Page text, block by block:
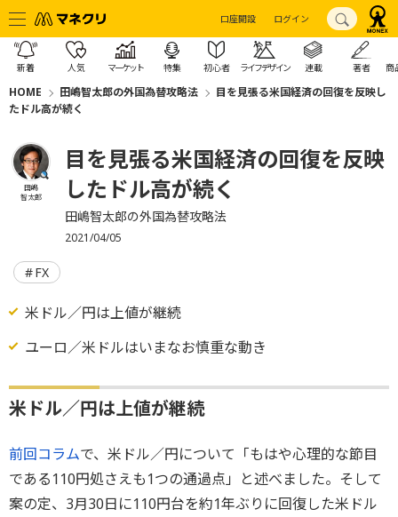
口座開設 ログイン
新着 人気 マーケット 特集 初心者 ライフデザイン 連載 著者 商
HOME 田嶋智太郎の外国為替攻略法
目を見張る米国経済の回復を反映し
たドル高が続く
田嶋
智太郎
目を見張る米国経済の回復を反映
したドル高が続く
田嶋智太郎の外国為替攻略法
2021/04/05
FX
米ドル／円は上値が継続
ユーロ／米ドルはいまなお慎重な動き
米ドル／円は上値が継続
前回コラムで、米ドル／円について「もはや心理的な節目
である110円処さえも1つの通過点」と述べました。そして
案の定、3月30日に110円台を約1年ぶりに回復した米ドル